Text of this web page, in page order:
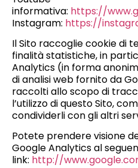
informativa: https://
Instagram: https://
Il Sito raccoglie cookie di
finalità statistiche, in
Analytics (in forma
di analisi web fornito da
raccolti allo scopo di
l’utilizzo di questo Sito,
condividerli con gli altri
Potete prendere visione
Google Analytics al
link: http://